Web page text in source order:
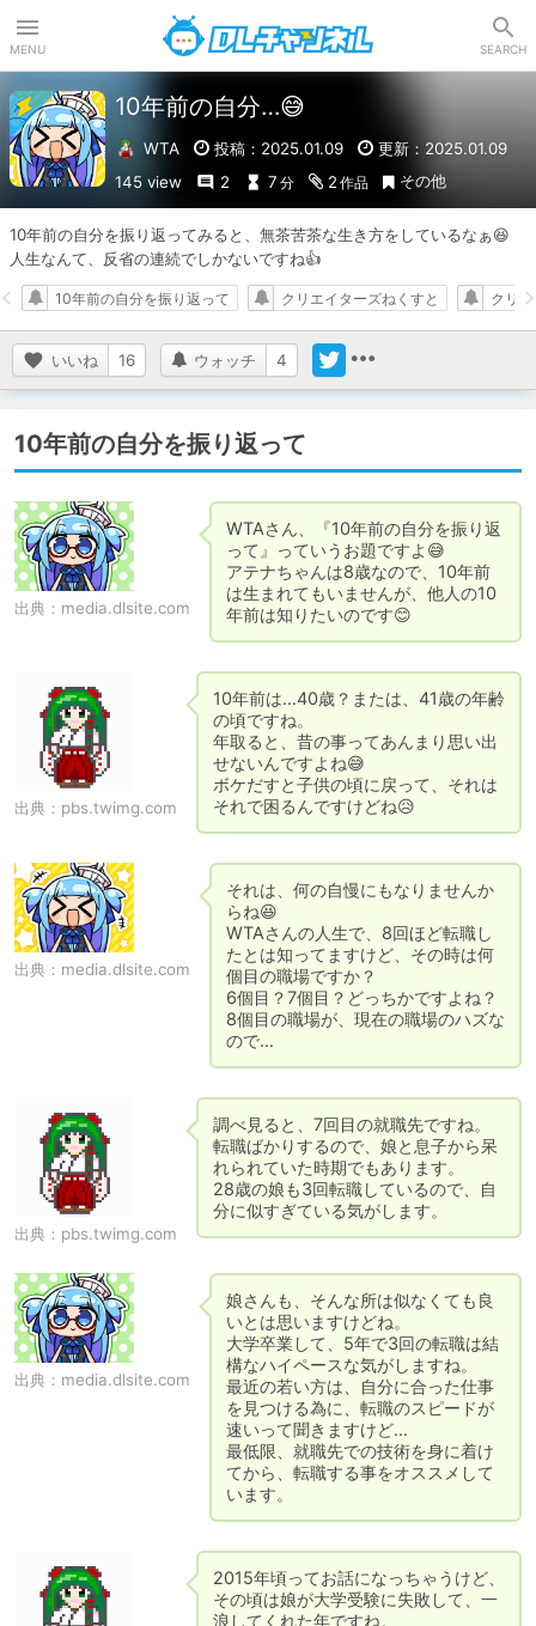
MENU SEARCH
10年前の自分…😅
WTA 投稿：2025.01.09
更新：2025.01.09
145 view
2 7 分 2 作品 その他
10年前の自分を振り返ってみると、無茶苦茶な生き方をしているなぁ😆
人生なんて、反省の連続でしかないですね👍
いいね 16 ウォッチ 4
10年前の自分を振り返って クリエイターズねくすと クリ
10年前の自分を振り返って
出典： media.dlsite.com
WTAさん、『10年前の自分を振り返
って』っていうお題ですよ😅
アテナちゃんは8歳なので、10年前
は生まれてもいませんが、他人の10
年前は知りたいのです😊
出典： pbs.twimg.com
10年前は…40歳？または、41歳の年齢
の頃ですね。
年取ると、昔の事ってあんまり思い出
せないんですよね😅
ボケだすと子供の頃に戻って、それは
それで困るんですけどね😥
出典： media.dlsite.com
それは、何の自慢にもなりませんか
らね😆
WTAさんの人生で、8回ほど転職し
たとは知ってますけど、その時は何
個目の職場ですか？
6個目？7個目？どっちかですよね？
8個目の職場が、現在の職場のハズな
ので…
出典： pbs.twimg.com
調べ見ると、7回目の就職先ですね。
転職ばかりするので、娘と息子から呆
れられていた時期でもあります。
28歳の娘も3回転職しているので、自
分に似すぎている気がします。
出典： media.dlsite.com
娘さんも、そんな所は似なくても良
いとは思いますけどね。
大学卒業して、5年で3回の転職は結
構なハイペースな気がしますね。
最近の若い方は、自分に合った仕事
を見つける為に、転職のスピードが
速いって聞きますけど…
最低限、就職先での技術を身に着け
てから、転職する事をオススメして
います。
2015年頃ってお話になっちゃうけど、
その頃は娘が大学受験に失敗して、一
浪してくれた年ですね。